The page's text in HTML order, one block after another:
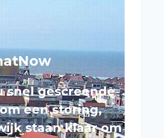
snel gescreende
een storing,
staan klaar om